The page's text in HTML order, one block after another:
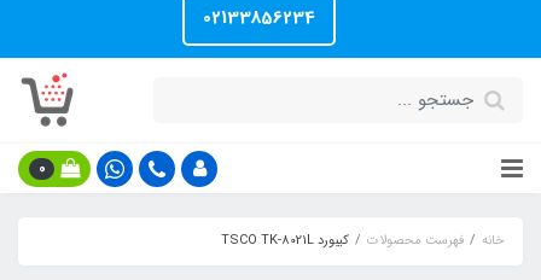
02133856234
0
خانه فهرست محصولات کیبورد TSCO TK-8021L